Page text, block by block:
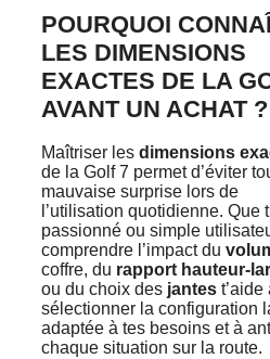
POURQUOI
LES DIMENSIONS
EXACTES DE LA
AVANT UN ACHAT ?
Maîtriser les dimensions
de la Golf 7 permet d’éviter
mauvaise surprise lors de
l’utilisation quotidienne. Que
passionné ou simple
comprendre l’impact du
coffre, du rapport hauteur-
ou du choix des jantes t’aide
sélectionner la configuration
adaptée à tes besoins et à
chaque situation sur la route.